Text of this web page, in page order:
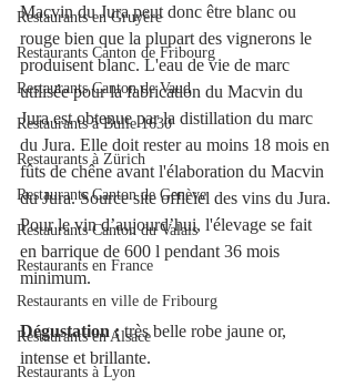
Restaurants en Gruyère
Restaurants Canton de Fribourg
Restaurants Canton de Vaud
Restaurants à Bulle 1630
Restaurants à Zürich
Restaurants Canton de Genève
Restaurants Canton du Valais
Restaurants en France
Restaurants en ville de Fribourg
Restaurants en Alsace
Restaurants à Lyon
Macvin du Jura peut donc être blanc ou
rouge bien que la plupart des vignerons le
produisent blanc. L'eau de vie de marc
utilisée pour la fabrication du Macvin du
Jura est obtenue par la distillation du marc
du Jura. Elle doit rester au moins 18 mois en
fûts de chêne avant l'élaboration du Macvin
du Jura. Source site officiel des vins du Jura.
Pour le vin d’aujourd’hui, l'élevage se fait
en barrique de 600 l pendant 36 mois
minimum.
Dégustation : très belle robe jaune or,
intense et brillante.